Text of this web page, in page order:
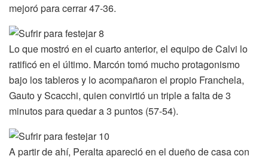
mejoró para cerrar 47-36.
Lo que mostró en el cuarto anterior, el equipo de Calvi lo
ratificó en el último. Marcón tomó mucho protagonismo
bajo los tableros y lo acompañaron el propio Franchela,
Gauto y Scacchi, quien convirtió un triple a falta de 3
minutos para quedar a 3 puntos (57-54).
A partir de ahí, Peralta apareció en el dueño de casa con